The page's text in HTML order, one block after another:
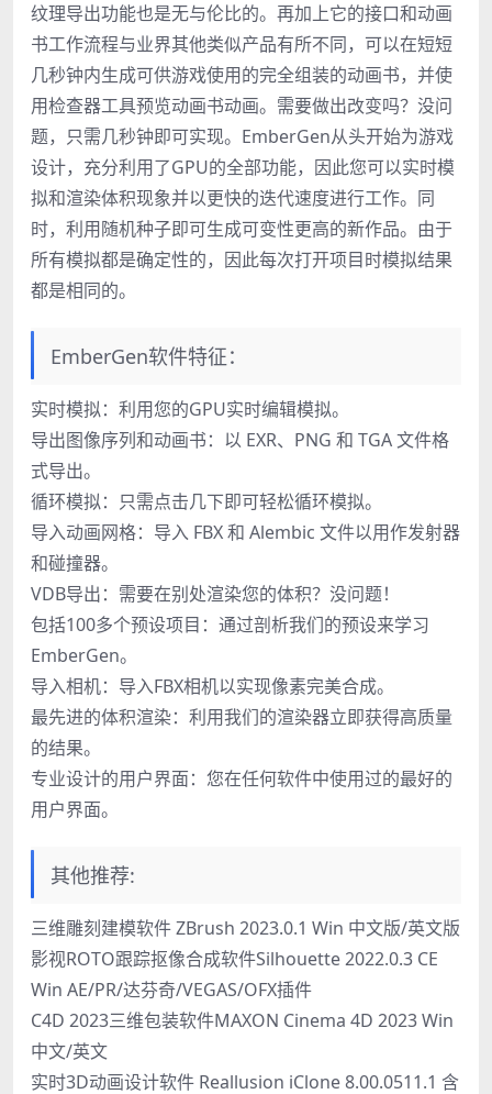
纹理导出功能也是无与伦比的。再加上它的接口和动画
书工作流程与业界其他类似产品有所不同，可以在短短
几秒钟内生成可供游戏使用的完全组装的动画书，并使
用检查器工具预览动画书动画。需要做出改变吗？没问
题，只需几秒钟即可实现。EmberGen从头开始为游戏
设计，充分利用了GPU的全部功能，因此您可以实时模
拟和渲染体积现象并以更快的迭代速度进行工作。同
时，利用随机种子即可生成可变性更高的新作品。由于
所有模拟都是确定性的，因此每次打开项目时模拟结果
都是相同的。
EmberGen软件特征：
实时模拟：利用您的GPU实时编辑模拟。
导出图像序列和动画书：以 EXR、PNG 和 TGA 文件格
式导出。
循环模拟：只需点击几下即可轻松循环模拟。
导入动画网格：导入 FBX 和 Alembic 文件以用作发射器
和碰撞器。
VDB导出：需要在别处渲染您的体积？没问题！
包括100多个预设项目：通过剖析我们的预设来学习
EmberGen。
导入相机：导入FBX相机以实现像素完美合成。
最先进的体积渲染：利用我们的渲染器立即获得高质量
的结果。
专业设计的用户界面：您在任何软件中使用过的最好的
用户界面。
其他推荐:
三维雕刻建模软件 ZBrush 2023.0.1 Win 中文版/英文版
影视ROTO跟踪抠像合成软件Silhouette 2022.0.3 CE
Win AE/PR/达芬奇/VEGAS/OFX插件
C4D 2023三维包装软件MAXON Cinema 4D 2023 Win
中文/英文
实时3D动画设计软件 Reallusion iClone 8.00.0511.1 含